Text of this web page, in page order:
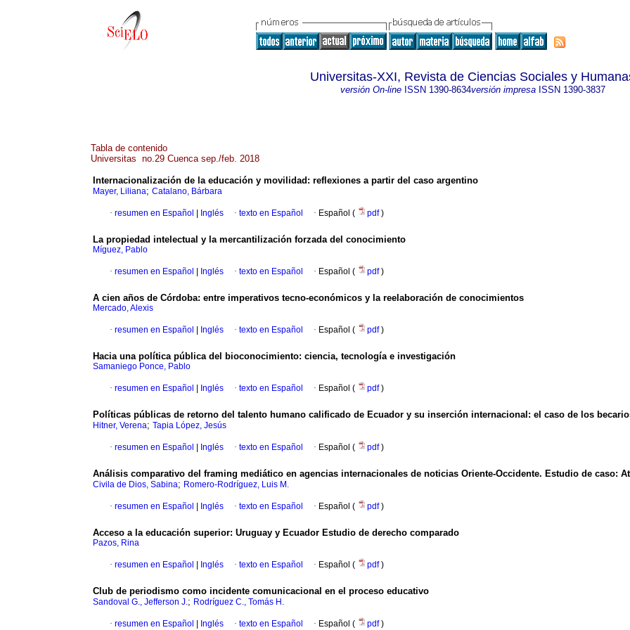
Universitas-XXI, Revista de Ciencias Sociales y
versión On-lineISSN 1390-8634versión impresaISSN 1390-3837
Tabla de contenido
Universitas no.29 Cuenca sep./feb. 2018
Internacionalización de la educación y movilidad: reflexiones a partir del caso argentino
Mayer, Liliana; Catalano, Bárbara
· resumen en Español Inglés · texto en Español · Español ( pdf)
La propiedad intelectual y la mercantilización forzada del conocimiento
Míguez, Pablo
· resumen en Español Inglés · texto en Español · Español ( pdf)
A cien años de Córdoba: entre imperativos tecno-económicos y la reelaboración de conocimientos
Mercado, Alexis
· resumen en Español Inglés · texto en Español · Español ( pdf)
Hacia una política pública del bioconocimiento: ciencia, tecnología e investigación
Samaniego Ponce, Pablo
· resumen en Español Inglés · texto en Español · Español ( pdf)
Políticas públicas de retorno del talento humano calificado de Ecuador y su inserción internacional: el caso de los
Hitner, Verena; Tapia López, Jesús
· resumen en Español Inglés · texto en Español · Español ( pdf)
Análisis comparativo del framing mediático en agencias internacionales de noticias Oriente-Occidente. Estudio de caso:
Civila de Dios, Sabina; Romero-Rodríguez, Luis M.
· resumen en Español Inglés · texto en Español · Español ( pdf)
Acceso a la educación superior: Uruguay y Ecuador Estudio de derecho comparado
Pazos, Rina
· resumen en Español Inglés · texto en Español · Español ( pdf)
Club de periodismo como incidente comunicacional en el proceso educativo
Sandoval G., Jefferson J.; Rodríguez C., Tomás H.
· resumen en Español Inglés · texto en Español · Español ( pdf)